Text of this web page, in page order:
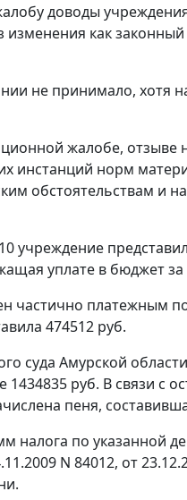
доводы
как
не принимало,
жалобе, отзыве
инстанций норм
обстоятельствам
учреждение
уплате в бюджет
платежным
474512 руб.
суда Амурской
1434835 руб. В связи с
пеня,
налога по указанной
N 84012, от